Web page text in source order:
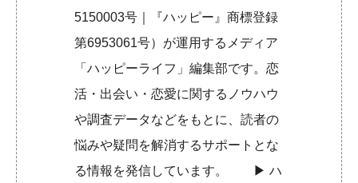
5150003号｜『ハッピー』商標登録
第6953061号）が運用するメディア
「ハッピーライフ」編集部です。恋
活・出会い・恋愛に関するノウハウ
や調査データなどをもとに、読者の
悩みや疑問を解消するサポートとな
る情報を発信しています。 ▶︎ハ